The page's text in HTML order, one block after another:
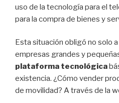
uso de la tecnología para el
para la compra de bienes y
Esta situación obligó no solo
empresas grandes y
plataforma tecnológica
existencia. ¿Cómo vender
de movilidad? A través de la